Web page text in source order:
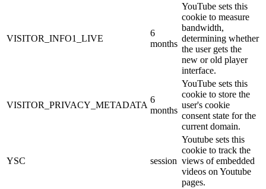
VISITOR_INFO1_LIVE
6
months
YouTube sets this
cookie to measure
bandwidth,
determining whether
the user gets the
new or old player
interface.
VISITOR_PRIVACY_METADATA
6
months
YouTube sets this
cookie to store the
user's cookie
consent state for the
current domain.
YSC session
Youtube sets this
cookie to track the
views of embedded
videos on Youtube
pages.